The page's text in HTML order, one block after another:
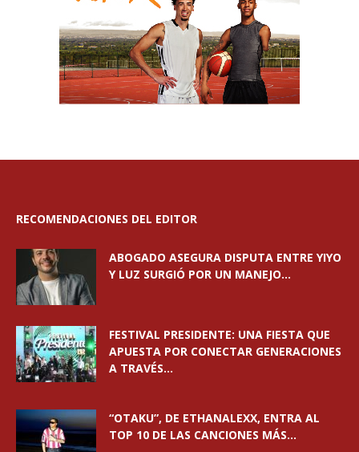
RECOMENDACIONES DEL EDITOR
ABOGADO ASEGURA DISPUTA ENTRE YIYO
Y LUZ SURGIÓ POR UN MANEJO...
FESTIVAL PRESIDENTE: UNA FIESTA QUE
APUESTA POR CONECTAR GENERACIONES
A TRAVÉS...
“OTAKU”, DE ETHANALEXX, ENTRA AL
TOP 10 DE LAS CANCIONES MÁS...